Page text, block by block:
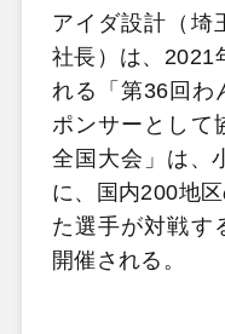
アイダ設計（埼
社長）は、2021
れる「第36回わ
ポンサーとして
全国大会」は、
に、国内200地
た選手が対戦す
開催される。